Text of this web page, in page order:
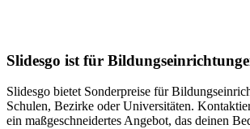
Slidesgo ist für
Slidesgo bietet Sonderpreise für
Schulen, Bezirke oder Universitäten.
ein maßgeschneidertes Angebot, das deinen